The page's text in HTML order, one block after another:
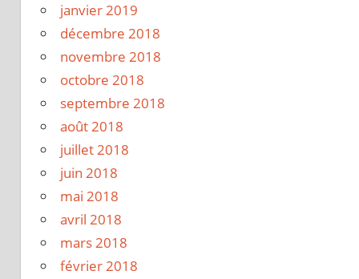
janvier 2019
décembre 2018
novembre 2018
octobre 2018
septembre 2018
août 2018
juillet 2018
juin 2018
mai 2018
avril 2018
mars 2018
février 2018